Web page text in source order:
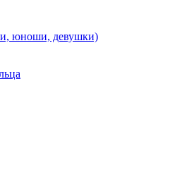
юноши, девушки)